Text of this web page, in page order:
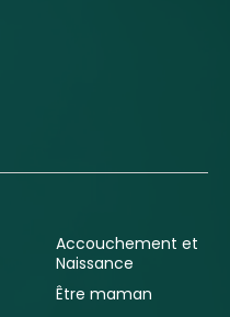
Accouchement et
Naissance
Être maman